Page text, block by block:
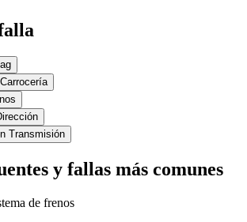
Carrocería
Transmisión
y fallas más comunes
de frenos